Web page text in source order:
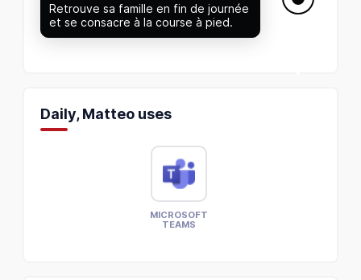
Retrouve sa famille en fin de journée
et se consacre à la course à pied.
Daily, Matteo uses
MICROSOFT
TEAMS